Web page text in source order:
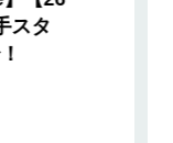
スタ